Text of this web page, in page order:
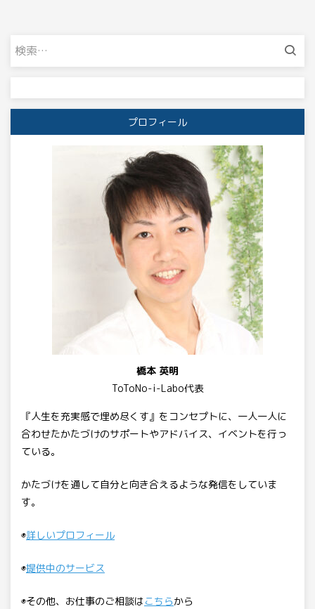
検
プロフィール
橋本 英明
ToToNo-i-Labo代表
『人生を充実感で埋め尽くす』をコンセプトに、一人一人に
合わせたかたづけのサポートやアドバイス、イベントを行っ
ている。
かたづけを通して自分と向き合えるような発信をしていま
す。
◉詳しいプロフィール
◉提供中のサービス
◉その他、お仕事のご相談はこちらから